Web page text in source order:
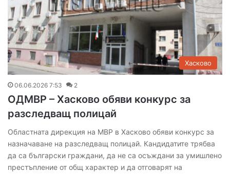
Хасково
06.06.2026 7:53 2
ОДМВР – Хасково обяви конкурс за
разследващ полицай
Областната дирекция на МВР в Хасково обяви конкурс за
назначаване на разследващ полицай. Кандидатите трябва
да са български граждани, да не са осъждани за умишлено
престъпление от общ характер и да отговарят на